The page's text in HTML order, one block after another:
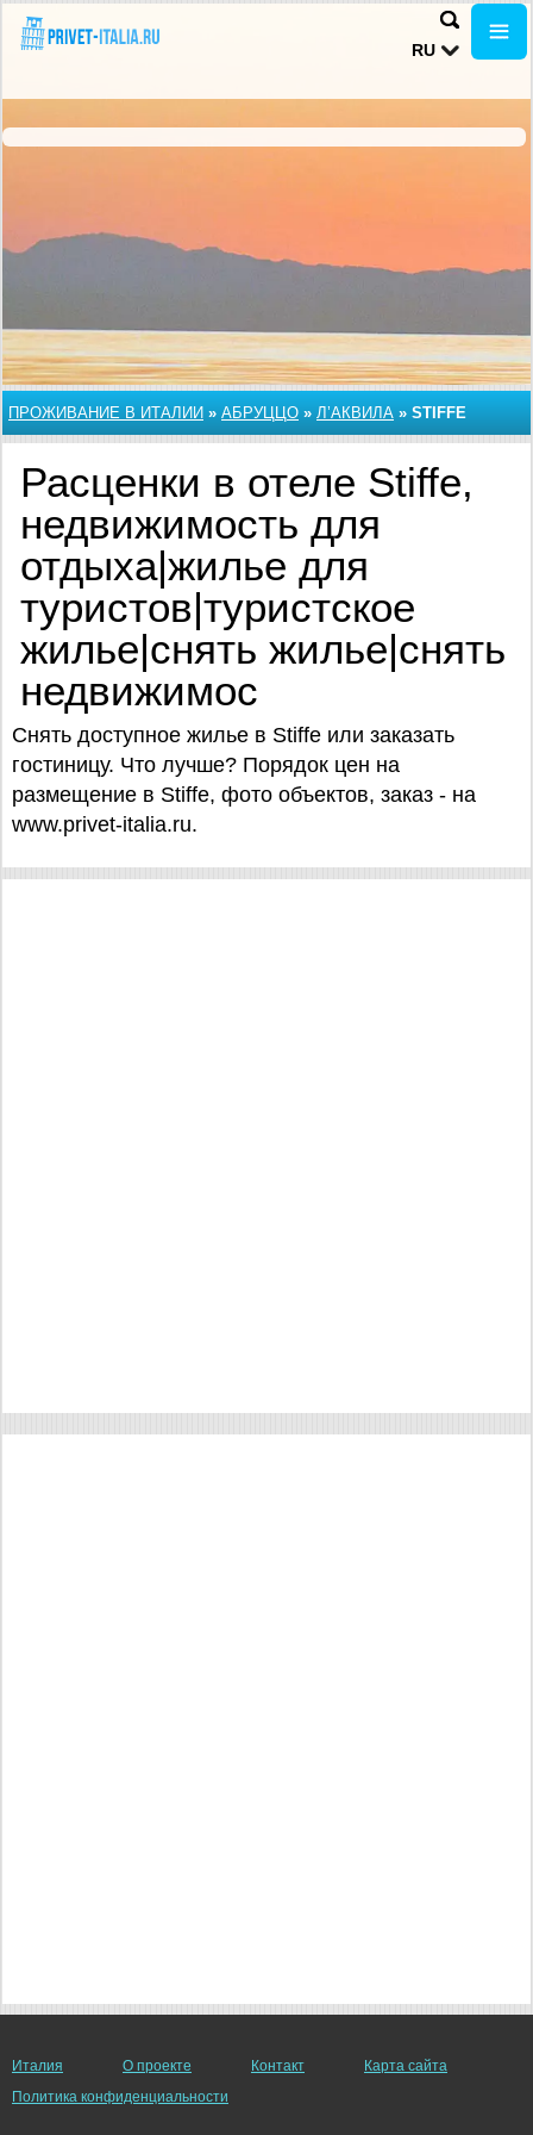
RU
ПРОЖИВАНИЕ В ИТАЛИИ » АБРУЦЦО » Л’АКВИЛА » STIFFE
Расценки в отеле Stiffe,
недвижимость для
отдыха|жилье для
туристов|туристское
жилье|снять жилье|снять
недвижимос
Снять доступное жилье в Stiffe или заказать
гостиницу. Что лучше? Порядок цен на
размещение в Stiffe, фото объектов, заказ - на
www.privet-italia.ru.
Италия О проекте Контакт
Карта сайта
Политика конфиденциальности